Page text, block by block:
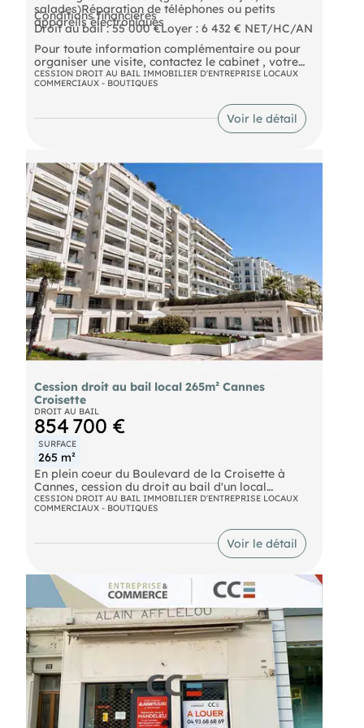
salades)Réparation de téléphones ou petits
appareils électroniques
Conditions financières
Droit au bail : 55 000 €Loyer : 6 432 € NET/HC/AN
Pour toute information complémentaire ou pour
organiser une visite, contactez le cabinet , votre
partenaire expert en immobilier d'entreprise.
CESSION DROIT AU BAIL IMMOBILIER D'ENTREPRISE LOCAUX
COMMERCIAUX - BOUTIQUES
Voir le détail
Cession droit au bail local 265m² Cannes
Croisette
DROIT AU BAIL
854 700 €
SURFACE
265 m²
En plein coeur du Boulevard de la Croisette à
Cannes, cession du droit au bail d'un local
commercial de 265 m² en rez-de-chaussée, au sein
d'une résidence haut de gamme.
durée résiduelle jusqu'au 31 décembre 2034
Activités autorisées : mode, prêt-à-porter,
maroquinerie, accessoires de luxe, parfums,
cosmétiques et secteurs connexes
Idéal pour toute enseigne, maison de luxe ou
opérateur retail souhaitant s'implanter sur l'une
des adresses les plus stratégiques de la
Méditerranée.
Dossier complet communiqué aux candidats
sérieux sur demande. Ce bien vous est présenté
par , votre conseiller indépendant.
CESSION DROIT AU BAIL IMMOBILIER D'ENTREPRISE LOCAUX
COMMERCIAUX - BOUTIQUES
Voir le détail